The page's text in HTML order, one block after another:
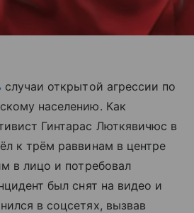
случаи открытой агрессии по
населению. Как
Гинтарас Люткявичюс в
к трём раввинам в центре
в лицо и потребовал
был снят на видео и
в соцсетях, вызвав